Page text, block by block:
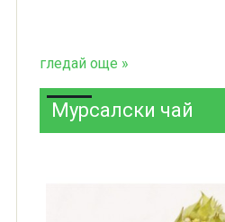
гледай още »
Мурсалски чай